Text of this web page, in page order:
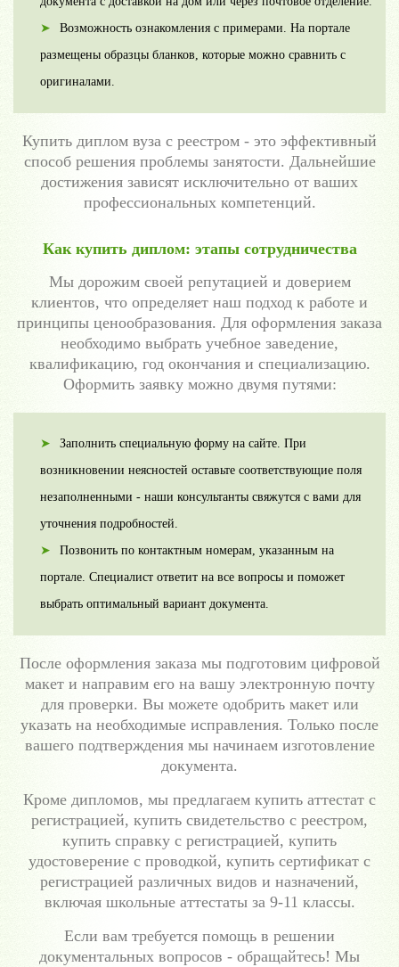
Возможность ознакомления с примерами. На портале
размещены образцы бланков, которые можно сравнить с
оригиналами.
Купить диплом вуза с реестром - это эффективный
способ решения проблемы занятости. Дальнейшие
достижения зависят исключительно от ваших
профессиональных компетенций.
Как купить диплом: этапы сотрудничества
Мы дорожим своей репутацией и доверием
клиентов, что определяет наш подход к работе и
принципы ценообразования. Для оформления заказа
необходимо выбрать учебное заведение,
квалификацию, год окончания и специализацию.
Оформить заявку можно двумя путями:
Заполнить специальную форму на сайте. При
возникновении неясностей оставьте соответствующие поля
незаполненными - наши консультанты свяжутся с вами для
уточнения подробностей.
Позвонить по контактным номерам, указанным на
портале. Специалист ответит на все вопросы и поможет
выбрать оптимальный вариант документа.
После оформления заказа мы подготовим цифровой
макет и направим его на вашу электронную почту
для проверки. Вы можете одобрить макет или
указать на необходимые исправления. Только после
вашего подтверждения мы начинаем изготовление
документа.
Кроме дипломов, мы предлагаем купить аттестат с
регистрацией, купить свидетельство с реестром,
купить справку с регистрацией, купить
удостоверение с проводкой, купить сертификат с
регистрацией различных видов и назначений,
включая школьные аттестаты за 9-11 классы.
Если вам требуется помощь в решении
документальных вопросов - обращайтесь! Мы